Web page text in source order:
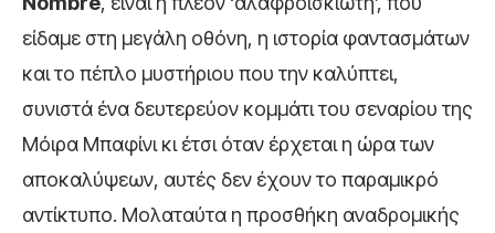
είδαμε στη μεγάλη οθόνη, η ιστορία φαντασμάτων
και το πέπλο μυστήριου που την καλύπτει,
συνιστά ένα δευτερεύον κομμάτι του σεναρίου της
Μόιρα Μπαφίνι κι έτσι όταν έρχεται η ώρα των
αποκαλύψεων, αυτές δεν έχουν το παραμικρό
αντίκτυπο. Μολαταύτα η προσθήκη αναδρομικής